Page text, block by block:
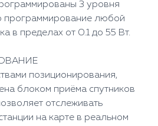
3 уровня
программирование любой
в пределах от 0.1 до 55 Вт.
позиционирования,
блоком приёма спутников
отслеживать
на карте в реальном